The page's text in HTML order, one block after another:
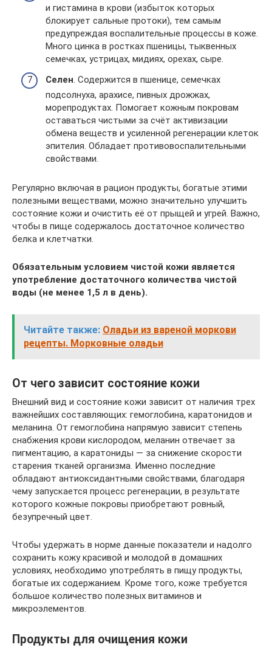
и гистамина в крови (избыток которых
блокирует сальные протоки), тем самым
предупреждая воспалительные процессы в коже.
Много цинка в ростках пшеницы, тыквенных
семечках, устрицах, мидиях, орехах, сыре.
Селен . Содержится в пшенице, семечках
подсолнуха, арахисе, пивных дрожжах,
морепродуктах. Помогает кожным покровам
оставаться чистыми за счёт активизации
обмена веществ и усиленной регенерации клеток
эпителия. Обладает противовоспалительными
свойствами.
Регулярно включая в рацион продукты, богатые этими
полезными веществами, можно значительно улучшить
состояние кожи и очистить её от прыщей и угрей. Важно,
чтобы в пище содержалось достаточное количество
белка и клетчатки.
Обязательным условием чистой кожи является
употребление достаточного количества чистой
воды (не менее 1,5 л в день).
Читайте также: Оладьи из вареной моркови
рецепты. Морковные оладьи
От чего зависит состояние кожи
Внешний вид и состояние кожи зависит от наличия трех
важнейших составляющих: гемоглобина, каратонидов и
меланина. От гемоглобина напрямую зависит степень
снабжения крови кислородом, меланин отвечает за
пигментацию, а каратониды — за снижение скорости
старения тканей организма. Именно последние
обладают антиоксидантными свойствами, благодаря
чему запускается процесс регенерации, в результате
которого кожные покровы приобретают ровный,
безупречный цвет.
Чтобы удержать в норме данные показатели и надолго
сохранить кожу красивой и молодой в домашних
условиях, необходимо употреблять в пищу продукты,
богатые их содержанием. Кроме того, коже требуется
большое количество полезных витаминов и
микроэлементов.
Продукты для очищения кожи